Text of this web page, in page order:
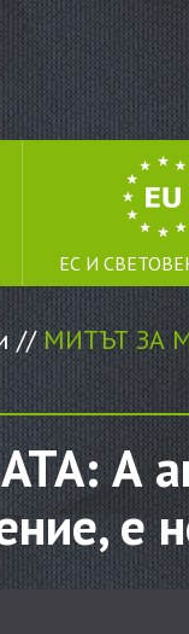
ЕС И
//МИТЪТ ЗА
А
е